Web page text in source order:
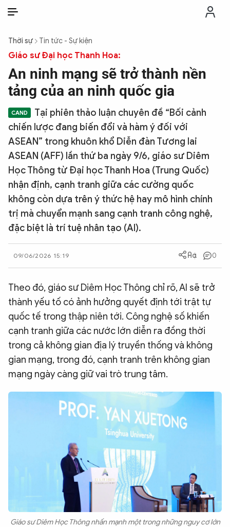
THỜI SỰ
CHỐNG DIỄN BIẾN HÒA BÌNH
CÔNG AN TRONG LÒNG DÂN
XÃ HỘI
PHÁP LUẬT
CÔNG NGHỆ
QUỐC TẾ
BẠN ĐỌC & CAND
ĐA PHƯƠNG TIỆN
eMagazine
Podcast
Video Ảnh
An ninh thế giớiVăn nghệ Công an
Thời sự Tin tức - Sự kiện
Giáo sư Đại học Thanh Hoa:
An ninh mạng sẽ trở thành nền
tảng của an ninh quốc gia
Tại phiên thảo luận chuyên đề “Bối cảnh
chiến lược đang biến đổi và hàm ý đối với
ASEAN” trong khuôn khổ Diễn đàn Tương lai
ASEAN (AFF) lần thứ ba ngày 9/6, giáo sư Diêm
Học Thông từ Đại học Thanh Hoa (Trung Quốc)
nhận định, cạnh tranh giữa các cường quốc
không còn dựa trên ý thức hệ hay mô hình chính
trị mà chuyển mạnh sang cạnh tranh công nghệ,
đặc biệt là trí tuệ nhân tạo (AI).
09/06/2026 15:19 0
Theo đó, giáo sư Diêm Học Thông chỉ rõ, AI sẽ trở
thành yếu tố có ảnh hưởng quyết định tới trật tự
quốc tế trong thập niên tới. Công nghệ số khiến
cạnh tranh giữa các nước lớn diễn ra đồng thời
trong cả không gian địa lý truyền thống và không
gian mạng, trong đó, cạnh tranh trên không gian
mạng ngày càng giữ vai trò trung tâm.
Giáo sư Diêm Học Thông nhấn mạnh một trong những nguy cơ lớn